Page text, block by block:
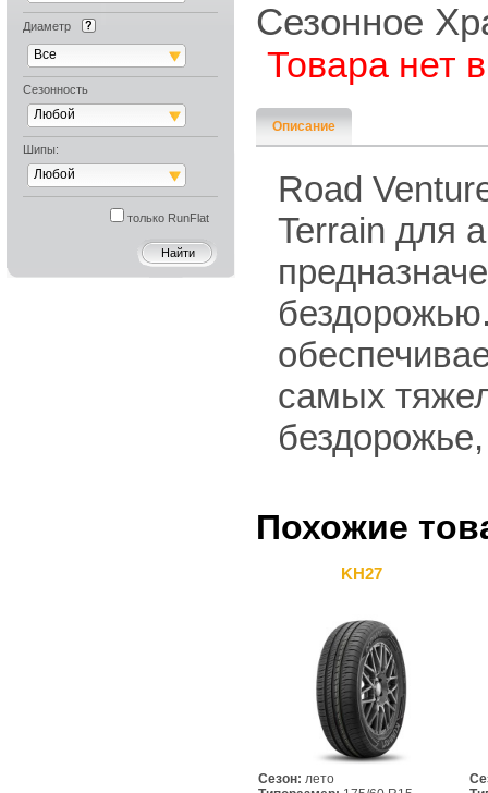
Диаметр
Все
Сезонность
Любой
Шипы:
Любой
только RunFlat
Сезонное
Товара нет
Описание
Road
Terrain для
самых
Похожие
KH27
Сезон: лето